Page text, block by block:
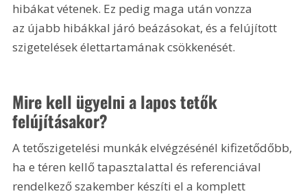
hibákat vétenek. Ez pedig maga után vonzza
az újabb hibákkal járó beázásokat, és a felújított
szigetelések élettartamának csökkenését.
Mire kell ügyelni a lapos tetők
felújításakor?
A tetőszigetelési munkák elvégzésénél kifizetődőbb,
ha e téren kellő tapasztalattal és referenciával
rendelkező szakember készíti el a komplett